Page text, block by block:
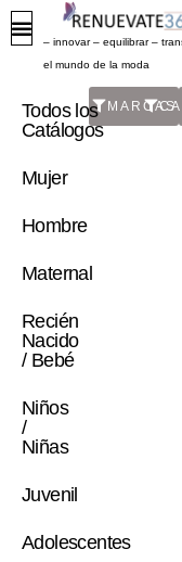
– innovar – equilibrar –
el mundo de la moda
Todos los
Catálogos
Mujer
Hombre
Maternal
Recién
Nacido
/ Bebé
Niños
/
Niñas
Juvenil
Adolescentes
MARCAS